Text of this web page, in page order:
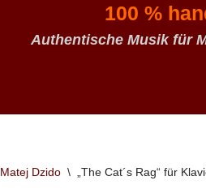
100 %
Authentische Musik für
Matej Dzido \ „The Cat´s Rag“ für